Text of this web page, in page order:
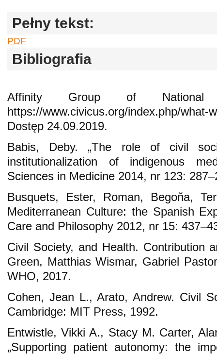
Pełny tekst:
PDF
Bibliografia
Affinity Group of National
https://www.civicus.org/index.php/what-
Dostęp 24.09.2019.
Babis, Deby. „The role of civil
institutionalization of indigenous
Sciences in Medicine 2014, nr 123:
Busquets, Ester, Roman, Begoňa,
Mediterranean Culture: the Spanish
Care and Philosophy 2012, nr 15:
Civil Society, and Health. Contribution
Green, Matthias Wismar, Gabriel
WHO, 2017.
Cohen, Jean L., Arato, Andrew. Civil
Cambridge: MIT Press, 1992.
Entwistle, Vikki A., Stacy M. Carter,
„Supporting patient autonomy: the